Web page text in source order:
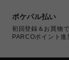
ポケパル払い
初回登録＆お買物
PARCOポイント進